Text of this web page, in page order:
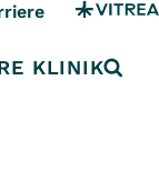
KLINIK